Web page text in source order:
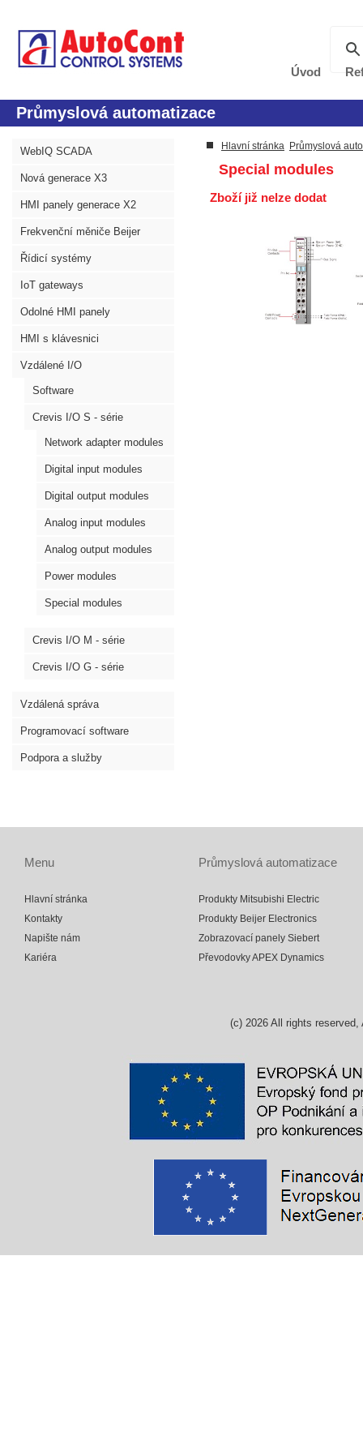
Úvod
Průmyslová automatizace
WebIQ SCADA
Nová generace X3
HMI panely generace X2
Frekvenční měniče Beijer
Řídicí systémy
IoT gateways
Odolné HMI panely
HMI s klávesnici
Vzdálené I/O
Software
Crevis I/O S - série
Network adapter modules
Digital input modules
Digital output modules
Analog input modules
Analog output modules
Power modules
Special modules
Crevis I/O M - série
Crevis I/O G - série
Vzdálená správa
Programovací software
Podpora a služby
Hlavní stránka Průmyslová
Special modules
Zboží již nelze dodat
Menu
Hlavní stránka
Kontakty
Napište nám
Kariéra
Průmyslová automatizace
Produkty Mitsubishi Electric
Produkty Beijer Electronics
Zobrazovací panely Siebert
Převodovky APEX Dynamics
(c) 2026All rights reserved,